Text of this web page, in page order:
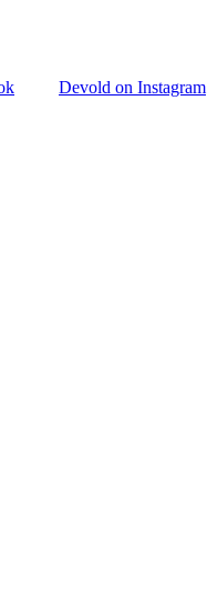
Devold on Instagram